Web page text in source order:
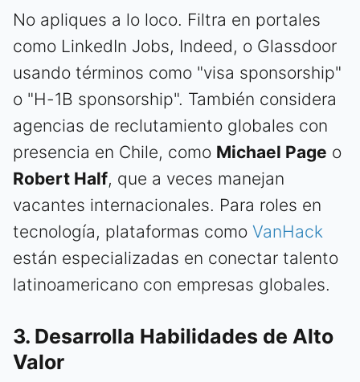
No apliques a lo loco. Filtra en portales
como LinkedIn Jobs, Indeed, o Glassdoor
usando términos como "visa sponsorship"
o "H-1B sponsorship". También considera
agencias de reclutamiento globales con
presencia en Chile, como Michael Page o
Robert Half, que a veces manejan
vacantes internacionales. Para roles en
tecnología, plataformas como VanHack
están especializadas en conectar talento
latinoamericano con empresas globales.
3. Desarrolla Habilidades de Alto
Valor